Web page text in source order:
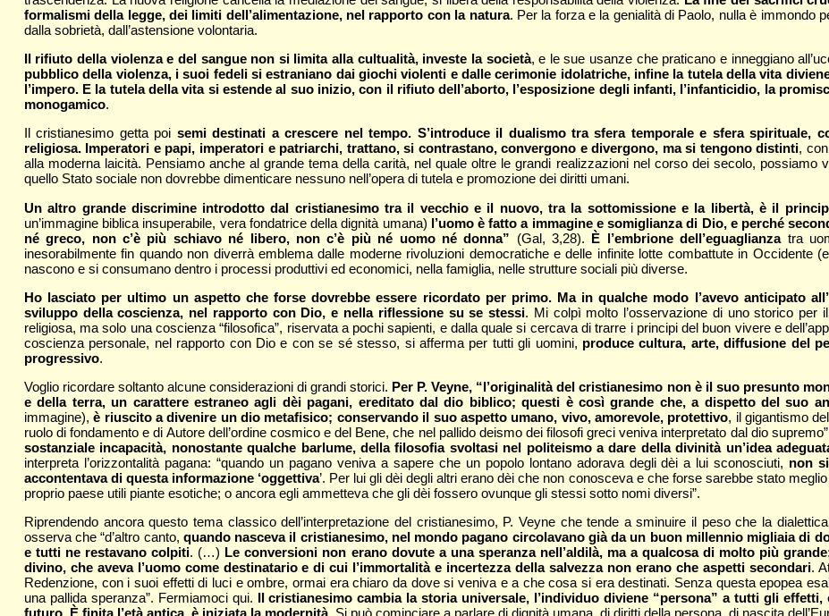
formalismi della legge, dei limiti dell’alimentazione, nel rapporto con la natura. Per la forza e la genialità di Paolo, nulla è immondo
dalla sobrietà, dall’astensione volontaria.
Il rifiuto della violenza e del sangue non si limita alla cultualità, investe la società, e le sue usanze che praticano e inneggiano
pubblico della violenza, i suoi fedeli si estraniano dai giochi violenti e dalle cerimonie idolatriche, infine la tutela della vita
l’impero. E la tutela della vita si estende al suo inizio, con il rifiuto dell’aborto, l’esposizione degli infanti, l’infanticidio, la
monogamico.
Il cristianesimo getta poi semi destinati a crescere nel tempo. S’introduce il dualismo tra sfera temporale e sfera spirituale,
religiosa. Imperatori e papi, imperatori e patriarchi, trattano, si contrastano, convergono e divergono, ma si tengono distinti,
alla moderna laicità. Pensiamo anche al grande tema della carità, nel quale oltre le grandi realizzazioni nel corso dei secolo, possiamo
quello Stato sociale non dovrebbe dimenticare nessuno nell’opera di tutela e promozione dei diritti umani.
Un altro grande discrimine introdotto dal cristianesimo tra il vecchio e il nuovo, tra la sottomissione e la libertà, è il
un’immagine biblica insuperabile, vera fondatrice della dignità umana) l’uomo è fatto a immagine e somiglianza di Dio, e perché
né greco, non c’è più schiavo né libero, non c’è più né uomo né donna” (Gal, 3,28). È l’embrione dell’eguaglianzatra
inesorabilmente fin quando non diverrà emblema dalle moderne rivoluzioni democratiche e delle infinite lotte combattute in Occidente
nascono e si consumano dentro i processi produttivi ed economici, nella famiglia, nelle strutture sociali più diverse.
Ho lasciato per ultimo un aspetto che forse dovrebbe essere ricordato per primo. Ma in qualche modo l’avevo anticipato
sviluppo della coscienza, nel rapporto con Dio, e nella riflessione su se stessi. Mi colpì molto l’osservazione di uno storico per
religiosa, ma solo una coscienza “filosofica”, riservata a pochi sapienti, e dalla quale si cercava di trarre i principi del buon vivere e
coscienza personale, nel rapporto con Dio e con se sé stesso, si afferma per tutti gli uomini, produce cultura, arte, diffusione del
progressivo.
Voglio ricordare soltanto alcune considerazioni di grandi storici. Per P. Veyne, “l’originalità del cristianesimo non è il suo presunto
e della terra, un carattere estraneo agli dèi pagani, ereditato dal dio biblico; questi è così grande che, a dispetto del suo
immagine),è riuscito a divenire un dio metafisico; conservando il suo aspetto umano, vivo, amorevole, protettivo, il gigantismo
ruolo di fondamento e di Autore dell’ordine cosmico e del Bene, che nel pallido deismo dei filosofi greci veniva interpretato dal dio
sostanziale incapacità, nonostante qualche barlume, della filosofia svoltasi nel politeismo a dare della divinità un’idea
interpreta l’orizzontalità pagana: “quando un pagano veniva a sapere che un popolo lontano adorava degli dèi a lui sconosciuti, non
accontentava di questa informazione ‘oggettiva’. Per lui gli dèi degli altri erano dèi che non conosceva e che forse sarebbe stato
proprio paese utili piante esotiche; o ancora egli ammetteva che gli dèi fossero ovunque gli stessi sotto nomi diversi”.
Riprendendo ancora questo tema classico dell’interpretazione del cristianesimo, P. Veyne che tende a sminuire il peso che la
osserva che “d’altro canto, quando nasceva il cristianesimo, nel mondo pagano circolavano già da un buon millennio migliaia di
e tutti ne restavano colpiti. (…) Le conversioni non erano dovute a una speranza nell’aldilà, ma a qualcosa di molto più
divino, che aveva l’uomo come destinatario e di cui l’immortalità e incertezza della salvezza non erano che aspetti secondari.
Redenzione, con i suoi effetti di luci e ombre, ormai era chiaro da dove si veniva e a che cosa si era destinati. Senza questa epopea
una pallida speranza”. Fermiamoci qui. Il cristianesimo cambia la storia universale, l’individuo diviene “persona” a tutti gli